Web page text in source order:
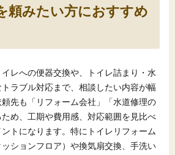
頼みたい方におすすめ
レへの便器交換や、トイレ詰まり・水
ラブル対応まで、相談したい内容が幅
先も「リフォーム会社」「水道修理の
め、工期や費用感、対応範囲を見比べ
トになります。特にトイレリフォーム
ションフロア）や換気扇交換、手洗い